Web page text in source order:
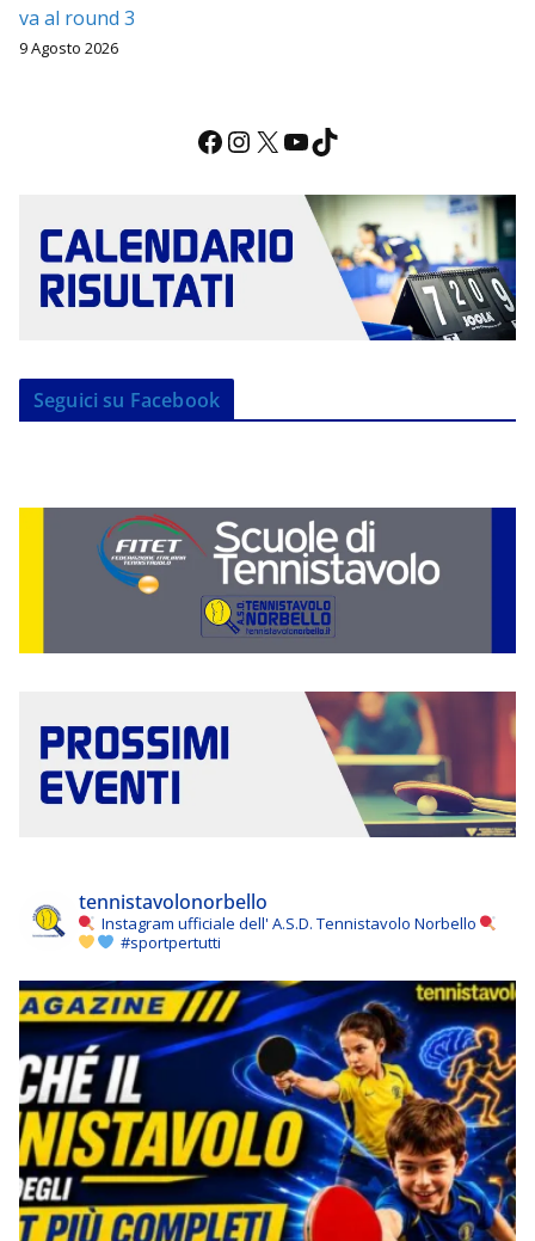
va al round 3
9 Agosto 2026
Facebook InstagramX YouTube TikTok
Seguici su Facebook
tennistavolonorbello
Instagram ufficiale dell' A.S.D. Tennistavolo Norbello
#sportpertutti